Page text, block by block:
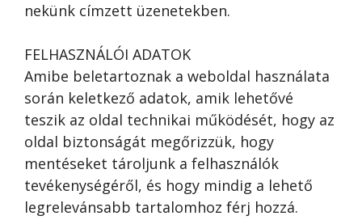
nekünk címzett üzenetekben.
FELHASZNÁLÓI ADATOK
Amibe beletartoznak a weboldal használata
során keletkező adatok, amik lehetővé
teszik az oldal technikai működését, hogy az
oldal biztonságát megőrizzük, hogy
mentéseket tároljunk a felhasználók
tevékenységéről, és hogy mindig a lehető
legrelevánsabb tartalomhoz férj hozzá.